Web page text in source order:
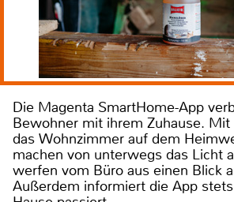
Die Magenta SmartHome-App
Bewohner mit ihrem Zuhause. Mit
das Wohnzimmer auf dem
machen von unterwegs das Licht
werfen vom Büro aus einen Blick
Außerdem informiert die App